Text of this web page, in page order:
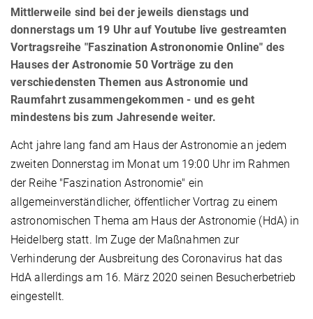
Mittlerweile sind bei der jeweils dienstags und
donnerstags um 19 Uhr auf Youtube live gestreamten
Vortragsreihe "Faszination Astrononomie Online" des
Hauses der Astronomie 50 Vorträge zu den
verschiedensten Themen aus Astronomie und
Raumfahrt zusammengekommen - und es geht
mindestens bis zum Jahresende weiter.
Acht jahre lang fand am Haus der Astronomie an jedem
zweiten Donnerstag im Monat um 19:00 Uhr im Rahmen
der Reihe "Faszination Astronomie" ein
allgemeinverständlicher, öffentlicher Vortrag zu einem
astronomischen Thema am Haus der Astronomie (HdA) in
Heidelberg statt. Im Zuge der Maßnahmen zur
Verhinderung der Ausbreitung des Coronavirus hat das
HdA allerdings am 16. März 2020 seinen Besucherbetrieb
eingestellt.